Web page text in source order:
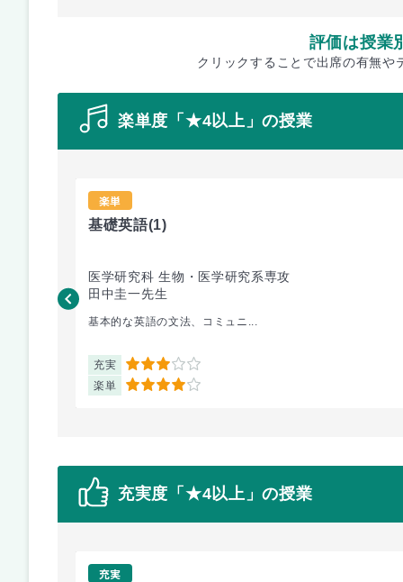
評価は授業
クリックすることで出席の有無や
楽単度「★4以上」の授業
楽単
基礎英語(1)
医学研究科 生物・医学研究系専攻
田中圭一先生
基本的な英語の文法、コミュニ...
充実 3
楽単 4
充実度「★4以上」の授業
充実